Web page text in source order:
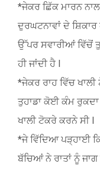
*ਜੇਕਰ ਛਿੱਕ ਮਾਰਨ
ਦੁਰਘਟਨਾਵਾਂ ਦੇ
ਉੱਪਰ ਸਵਾਰੀਆਂ ਵਿੱਚੋਂ
ਹੀ ਜਾਂਦੀ ਹੈ l
*ਜੇਕਰ ਰਾਹ ਵਿੱਚ
ਤੁਹਾਡਾ ਕੋਈ ਕੰਮ
ਖਾਲੀ ਟੋਕਰੇ ਕਰਨੇ ਸੀ l
*ਜੇ ਵਿੱਦਿਆ ਪੜ੍ਹਾਈ
ਬੱਚਿਆਂ ਨੇ ਰਾਤਾਂ ਨੂੰ ਜਾਗ